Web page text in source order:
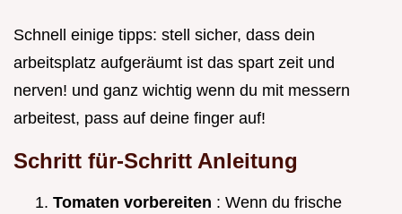
Schnell einige tipps: stell sicher, dass dein
arbeitsplatz aufgeräumt ist das spart zeit und
nerven! und ganz wichtig wenn du mit messern
arbeitest, pass auf deine finger auf!
Schritt für-Schritt Anleitung
Tomaten vorbereiten : Wenn du frische